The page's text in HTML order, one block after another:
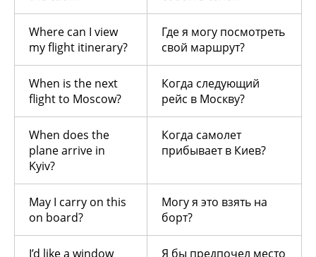
Where can I view
my flight itinerary?
Где я могу посмотреть
свой маршрут?
When is the next
flight to Moscow?
Когда следующий
рейс в Москву?
When does the
plane arrive in
Kyiv?
Когда самолет
прибывает в Киев?
May I carry on this
on board?
Могу я это взять на
борт?
I’d like a window
Я бы предпочел место